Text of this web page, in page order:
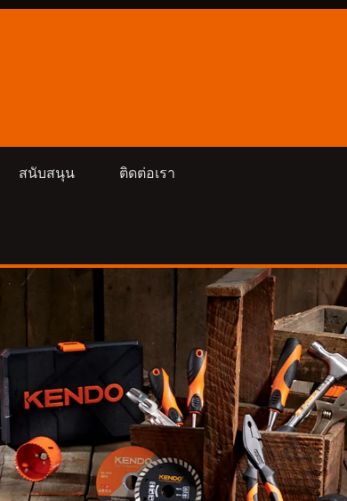
สนับสนุน ติดต่อเรา